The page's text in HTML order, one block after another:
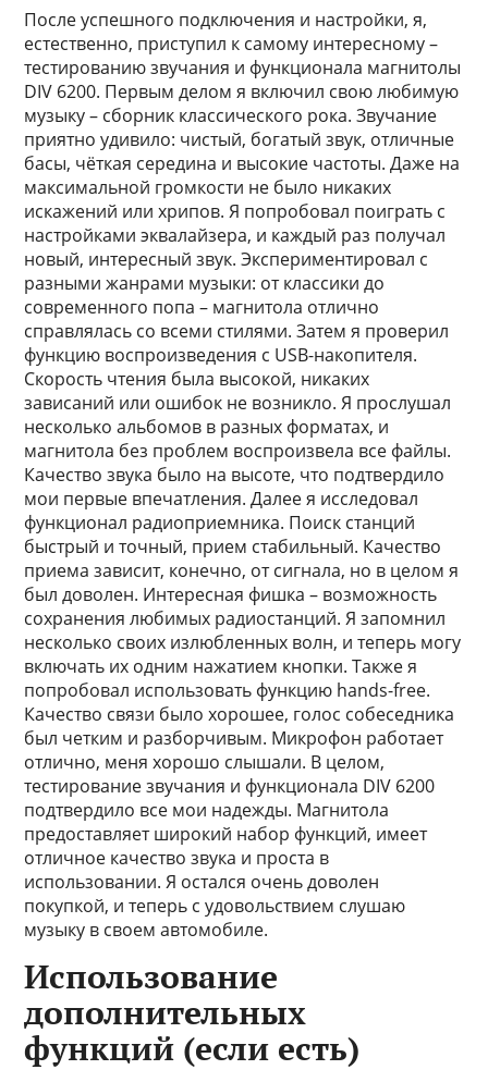
После успешного подключения и настройки, я,
естественно, приступил к самому интересному –
тестированию звучания и функционала магнитолы
DIV 6200. Первым делом я включил свою любимую
музыку – сборник классического рока. Звучание
приятно удивило: чистый, богатый звук, отличные
басы, чёткая середина и высокие частоты. Даже на
максимальной громкости не было никаких
искажений или хрипов. Я попробовал поиграть с
настройками эквалайзера, и каждый раз получал
новый, интересный звук. Экспериментировал с
разными жанрами музыки: от классики до
современного попа – магнитола отлично
справлялась со всеми стилями. Затем я проверил
функцию воспроизведения с USB-накопителя.
Скорость чтения была высокой, никаких
зависаний или ошибок не возникло. Я прослушал
несколько альбомов в разных форматах, и
магнитола без проблем воспроизвела все файлы.
Качество звука было на высоте, что подтвердило
мои первые впечатления. Далее я исследовал
функционал радиоприемника. Поиск станций
быстрый и точный, прием стабильный. Качество
приема зависит, конечно, от сигнала, но в целом я
был доволен. Интересная фишка – возможность
сохранения любимых радиостанций. Я запомнил
несколько своих излюбленных волн, и теперь могу
включать их одним нажатием кнопки. Также я
попробовал использовать функцию hands-free.
Качество связи было хорошее, голос собеседника
был четким и разборчивым. Микрофон работает
отлично, меня хорошо слышали. В целом,
тестирование звучания и функционала DIV 6200
подтвердило все мои надежды. Магнитола
предоставляет широкий набор функций, имеет
отличное качество звука и проста в
использовании. Я остался очень доволен
покупкой, и теперь с удовольствием слушаю
музыку в своем автомобиле.
Использование
дополнительных
функций (если есть)